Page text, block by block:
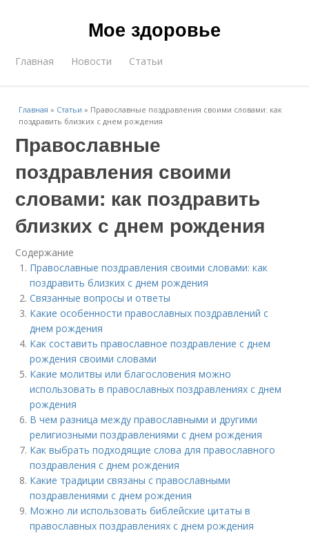
Мое здоровье
Главная Новости Статьи
Главная » Статьи » Православные поздравления своими словами: как
поздравить близких с днем рождения
Православные
поздравления своими
словами: как поздравить
близких с днем рождения
Содержание
Православные поздравления своими словами: как
поздравить близких с днем рождения
Связанные вопросы и ответы
Какие особенности православных поздравлений с
днем рождения
Как составить православное поздравление с днем
рождения своими словами
Какие молитвы или благословения можно
использовать в православных поздравлениях с днем
рождения
В чем разница между православными и другими
религиозными поздравлениями с днем рождения
Как выбрать подходящие слова для православного
поздравления с днем рождения
Какие традиции связаны с православными
поздравлениями с днем рождения
Можно ли использовать библейские цитаты в
православных поздравлениях с днем рождения